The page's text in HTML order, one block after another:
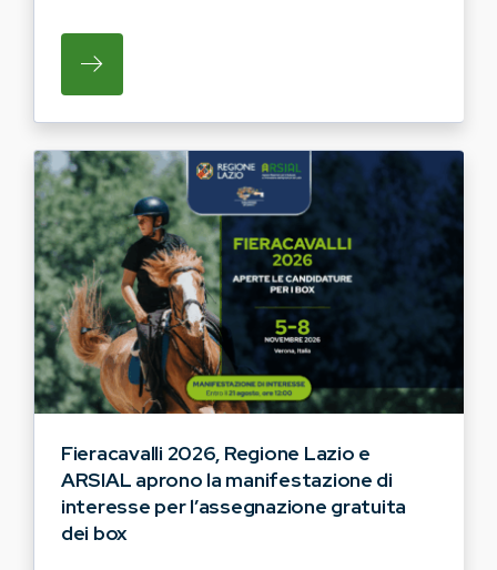
SU REGIONE LAZIO E ARSIAL HANNO
Fieracavalli 2026, Regione Lazio e
ARSIAL aprono la manifestazione di
interesse per l’assegnazione gratuita
dei box